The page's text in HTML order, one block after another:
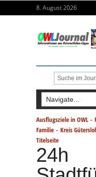
8. August 2026
Ausflugsziele in OWL -
Familie - Kreis
Titelseite
24h